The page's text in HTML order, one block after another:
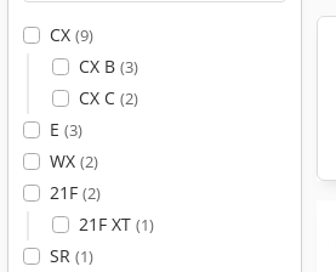
CX (9)
CX B (3)
CX C (2)
E (3)
WX (2)
21F (2)
21F XT (1)
SR (1)